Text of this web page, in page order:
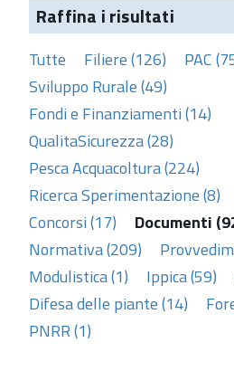
Raffina i risultati
Tutte Filiere (126)
PAC
Sviluppo Rurale (49)
Fondi e Finanziamenti (14)
QualitaSicurezza (28)
Pesca Acquacoltura (224)
Ricerca Sperimentazione (8)
Concorsi (17)
Documenti
Normativa (209)
Modulistica (1)
Ippica (59)
Difesa delle piante (14)
PNRR (1)